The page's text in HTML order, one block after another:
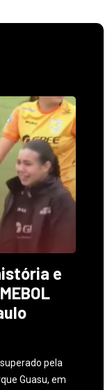
e
pela
Guasu, em